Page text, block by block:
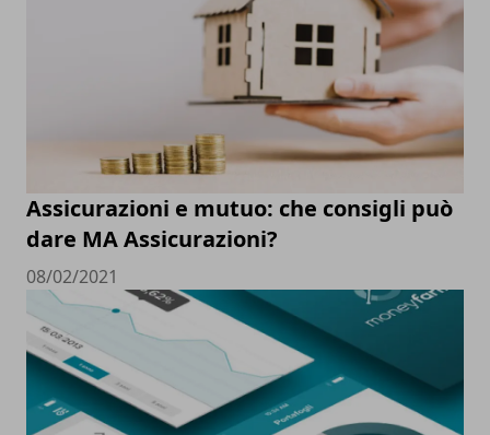
Assicurazioni e mutuo: che consigli può
dare MA Assicurazioni?
08/02/2021